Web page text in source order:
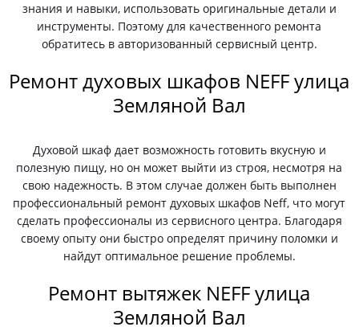
знания и навыки, использовать оригинальные детали и
инструменты. Поэтому для качественного ремонта
обратитесь в авторизованный сервисный центр.
Ремонт духовых шкафов NEFF улица
Земляной Вал
Духовой шкаф дает возможность готовить вкусную и
полезную пищу, но он может выйти из строя, несмотря на
свою надежность. В этом случае должен быть выполнен
профессиональный ремонт духовых шкафов Neff, что могут
сделать профессионалы из сервисного центра. Благодаря
своему опыту они быстро определят причину поломки и
найдут оптимальное решение проблемы.
Ремонт вытяжек NEFF улица
Земляной Вал